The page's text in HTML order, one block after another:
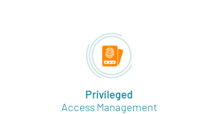
Privileged
Access Management